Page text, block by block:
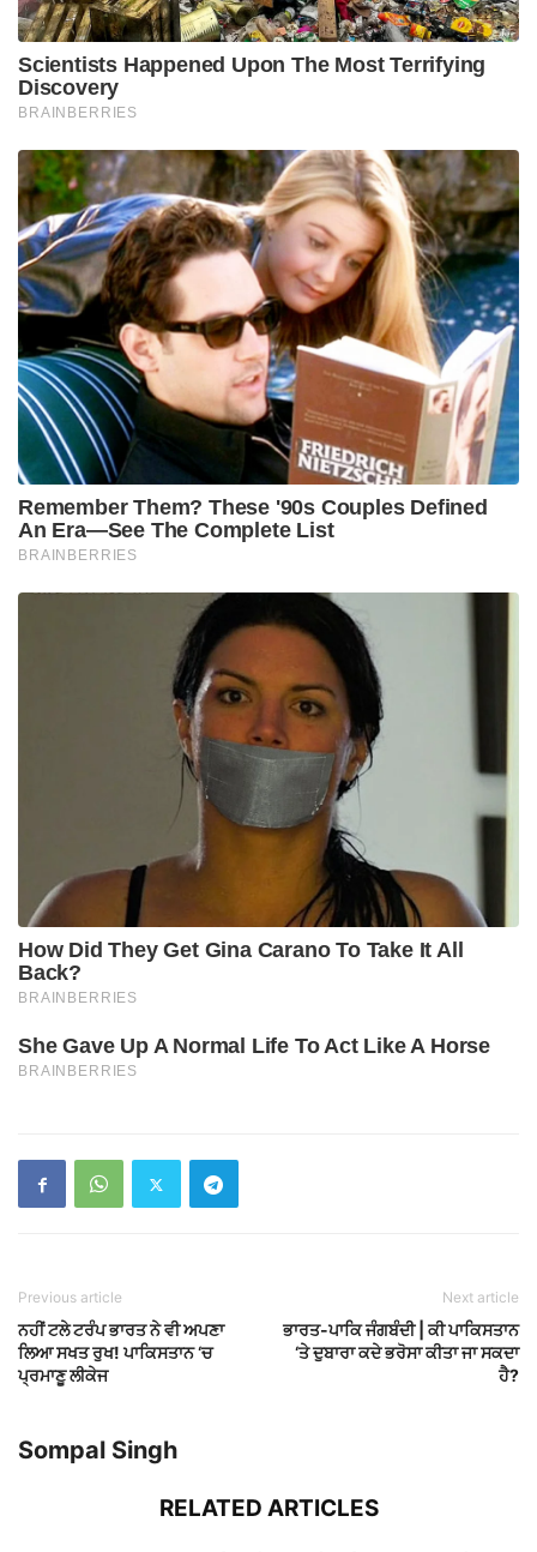
Previous article
ਨਹੀਂ ਟਲੇ ਟਰੰਪ ਭਾਰਤ ਨੇ ਵੀ ਅਪਣਾ
ਲਿਆ ਸਖਤ ਰੁਖ! ਪਾਕਿਸਤਾਨ ‘ਚ
ਪ੍ਰਮਾਣੂ ਲੀਕੇਜ
Next article
ਭਾਰਤ-ਪਾਕਿ ਜੰਗਬੰਦੀ | ਕੀ ਪਾਕਿਸਤਾਨ
‘ਤੇ ਦੁਬਾਰਾ ਕਦੇ ਭਰੋਸਾ ਕੀਤਾ ਜਾ ਸਕਦਾ
ਹੈ?
Sompal Singh
RELATED ARTICLES